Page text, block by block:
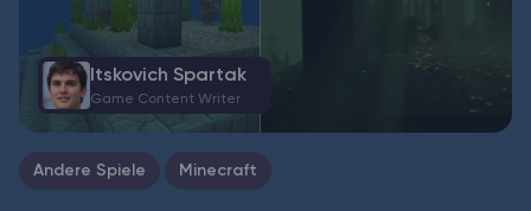
Itskovich Spartak
Game Content Writer
Andere Spiele Minecraft